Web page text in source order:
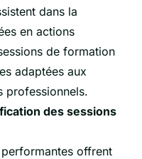
dans la
en actions
de formation
adaptées aux
professionnels.
des sessions
offrent